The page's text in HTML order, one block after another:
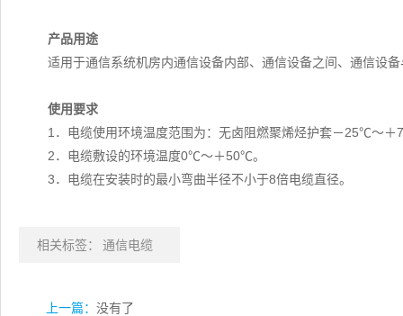
产品用途
适用于通信系统机房内通信设备内部、通信设备之间、通信设
使用要求
1．电缆使用环境温度范围为：无卤阻燃聚烯烃护套－25℃～
2．电缆敷设的环境温度0℃～＋50℃。
3．电缆在安装时的最小弯曲半径不小于8倍电缆直径。
相关标签： 通信电缆
上一篇： 没有了